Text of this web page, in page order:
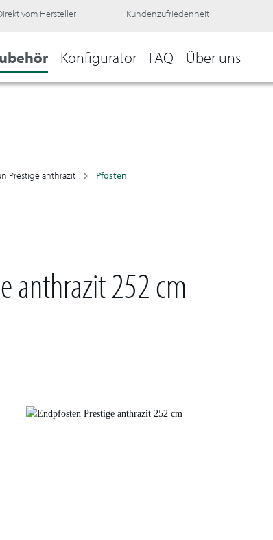
vom Hersteller Kundenzufriedenheit
Konfigurator FAQ Über uns
Prestige anthrazit Pfosten
anthrazit 252 cm